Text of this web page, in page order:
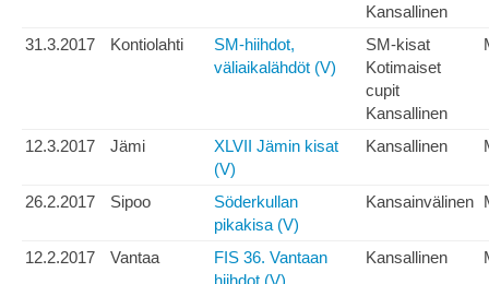
Kansallinen
31.3.2017 Kontiolahti
SM-hiihdot,
väliaikalähdöt (V)
SM-kisat
Kotimaiset
cupit
Kansallinen
12.3.2017 Jämi
XLVII Jämin kisat
(V)
Kansallinen
26.2.2017 Sipoo
Söderkullan
pikakisa (V)
Kansainvälinen
12.2.2017 Vantaa
FIS 36. Vantaan
Kansallinen